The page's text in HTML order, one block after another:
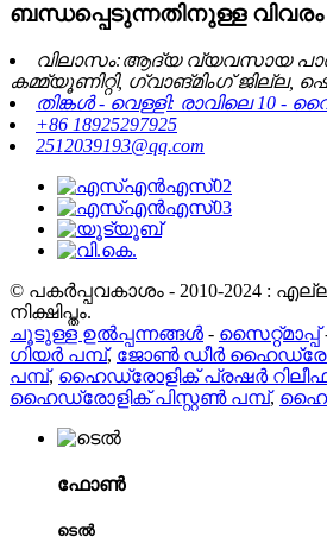
ബന്ധപ്പെടുന്നതിനുള്ള വിവരം
വിലാസം:ആദ്യ വ്യവസായ
കമ്മ്യൂണിറ്റി, ഗ്വാങ്മിംഗ്
തിങ്കൾ - വെള്ളി: രാവിലെ 10 -
+86 18925297925
2512039193@qq.com
© പകർപ്പവകാശം - 2010-2024 :
നിക്ഷിപ്തം.
ചൂടുള്ള ഉൽപ്പന്നങ്ങൾ - സൈറ്റ്മാപ്പ്
ഗിയർ പമ്പ്, ജോൺ ഡീർ
പമ്പ്, ഹൈഡ്രോളിക് പ്രഷർ
ഹൈഡ്രോളിക് പിസ്റ്റൺ പമ്പ്,
ഫോൺ
ടെൽ